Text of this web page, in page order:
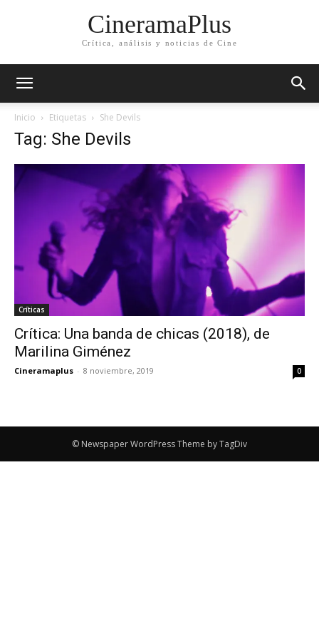
CineramaPlus
Crítica, análisis y noticias de Cine
Inicio Etiquetas She Devils
Tag: She Devils
Críticas
Crítica: Una banda de chicas (2018), de
Marilina Giménez
Cineramaplus - 8 noviembre, 2019 0
© Newspaper WordPress Theme by TagDiv